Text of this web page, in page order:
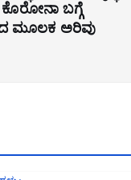
ಬಗ್ಗೆ
ಮೂಲಕ ಅರಿವು